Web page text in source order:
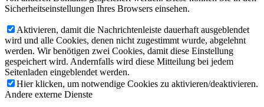
Sicherheitseinstellungen Ihres Browsers einsehen.
Aktivieren, damit die Nachrichtenleiste dauerhaft ausgeblendet
wird und alle Cookies, denen nicht zugestimmt wurde, abgelehnt
werden. Wir benötigen zwei Cookies, damit diese Einstellung
gespeichert wird. Andernfalls wird diese Mitteilung bei jedem
Seitenladen eingeblendet werden.
Hier klicken, um notwendige Cookies zu aktivieren/deaktivieren.
Andere externe Dienste